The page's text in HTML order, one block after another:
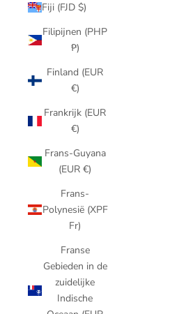
Fiji (FJD $)
Filipijnen (PHP
₱)
Finland (EUR
€)
Frankrijk (EUR
€)
Frans-Guyana
(EUR €)
Frans-
Polynesië (XPF
Fr)
Franse
Gebieden in de
zuidelijke
Indische